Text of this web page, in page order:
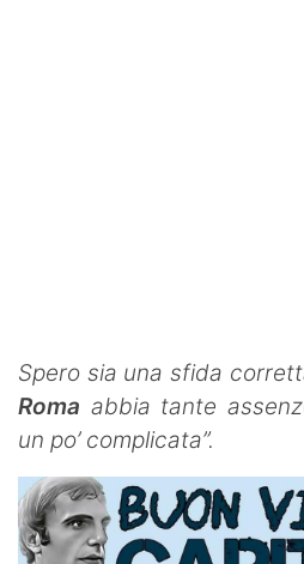
Spero sia una sfida
Roma abbia tante
un po’ complicata”.